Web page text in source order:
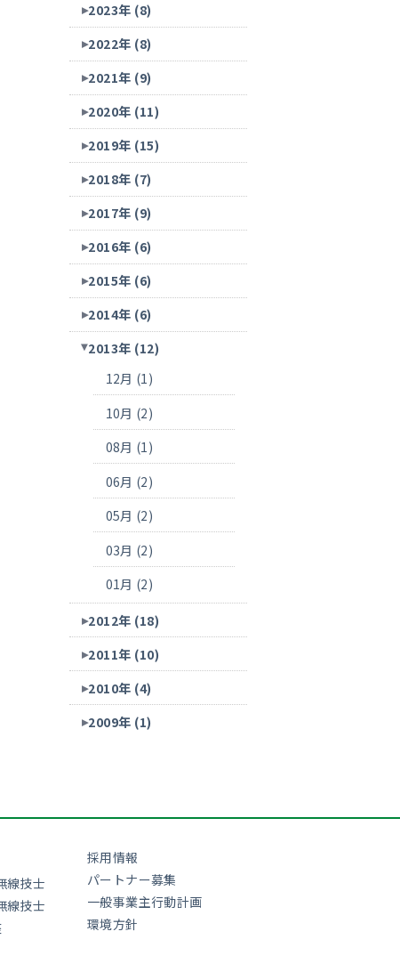
2023年 (8)
2022年 (8)
2021年 (9)
2020年 (11)
2019年 (15)
2018年 (7)
2017年 (9)
2016年 (6)
2015年 (6)
2014年 (6)
2013年 (12)
12月 (1)
10月 (2)
08月 (1)
06月 (2)
05月 (2)
03月 (2)
01月 (2)
2012年 (18)
2011年 (10)
2010年 (4)
2009年 (1)
線技士
線技士
採用情報
パートナー募集
一般事業主行動計画
環境方針